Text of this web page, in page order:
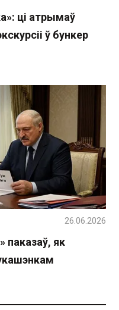
ці атрымаў
ў бункер
паказаў, як
26.06.2026